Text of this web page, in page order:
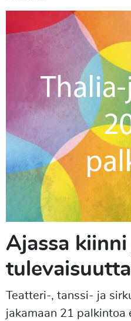
Ajassa kiinni
Teatteri-, tanssi- ja
jakamaan 21 palkintoa